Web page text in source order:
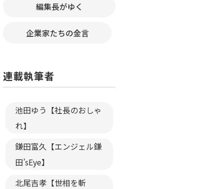
編集長がゆく
企業家たちの金言
連載執筆者
池田ゆう【社長のおしゃ
れ】
鎌田富久【エンジェル鎌
田’sEye】
北尾吉孝【世相を斬